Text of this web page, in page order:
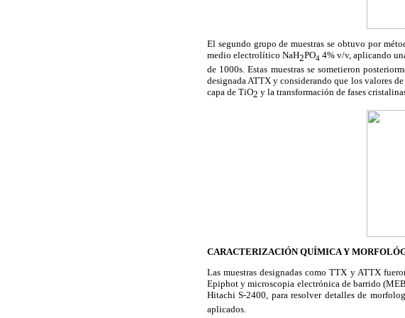
El segundo grupo de muestras se obtuvo por
medio electrolítico NaH2PO4 4% v/v, aplicando
de 1000s. Estas muestras se sometieron
designada ATTX y considerando que los valores
capa de TiO2 y la transformación de fases
CARACTERIZACIÓN QUÍMICA Y
Las muestras designadas como TTX y ATTX
Epiphot y microscopia electrónica de barrido
Hitachi S-2400, para resolver detalles de
aplicados.